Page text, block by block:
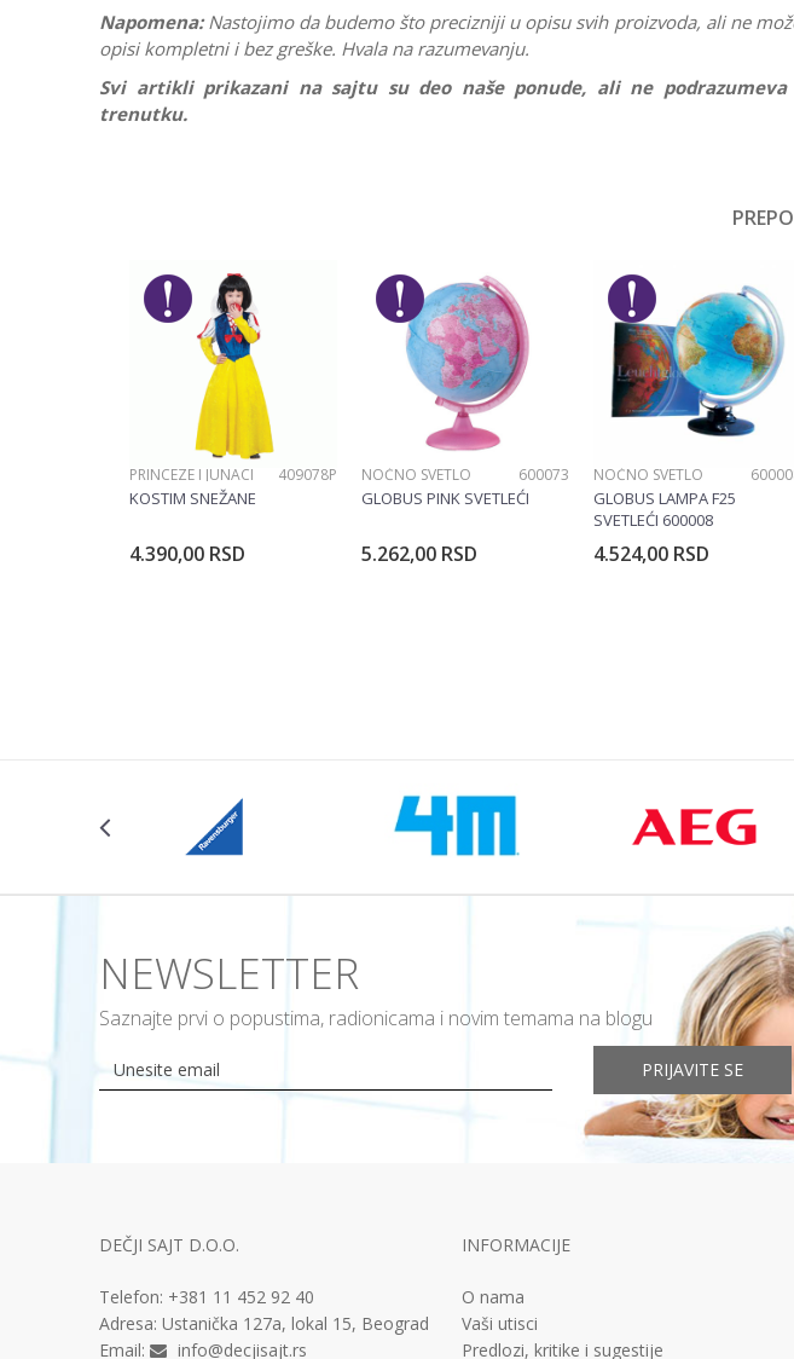
Napomena: Nastojimo da budemo što precizniji u opisu svih proizvoda, ali ne
opisi kompletni i bez greške. Hvala na razumevanju.
Svi artikli prikazani na sajtu su deo naše ponude, ali ne
trenutku.
Brend
Materijal
Plastika
Poruka
POŠALJI
PRINCEZE I JUNACI 409078P
KOSTIM SNEŽANE
4.390,00 RSD
NOĆNO SVETLO 600073
GLOBUS PINK SVETLEĆI
5.262,00 RSD
NOĆNO SVETLO
GLOBUS LAMPA F25
SVETLEĆI 600008
4.524,00 RSD
NEWSLETTER
Saznajte prvi o popustima, radionicama i novim temama na blogu
PRIJAVITE SE
DEČJI SAJT D.O.O.
Telefon: +381 11 452 92 40
Adresa: Ustanička 127a, lokal 15, Beograd
Email:
info@decjisajt.rs
INFORMACIJE
O nama
Vaši utisci
Predlozi, kritike i sugestije